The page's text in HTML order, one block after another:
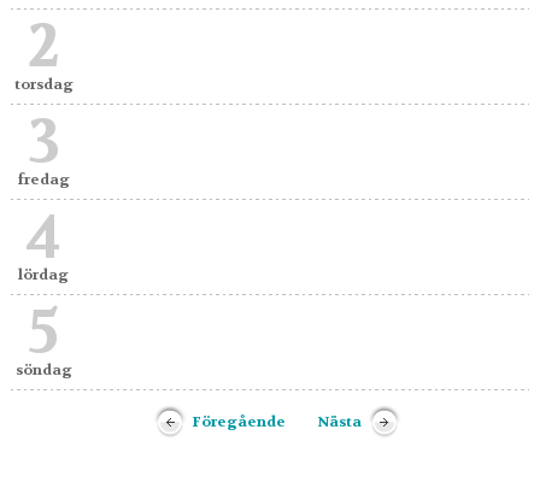
2
torsdag
3
fredag
4
lördag
5
söndag
Föregående Nästa